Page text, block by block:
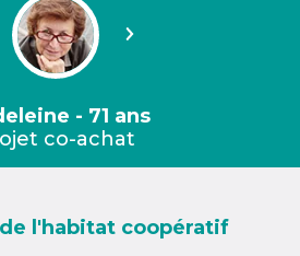
Suivant
- 71 ans
co-achat
de l'habitat coopératif